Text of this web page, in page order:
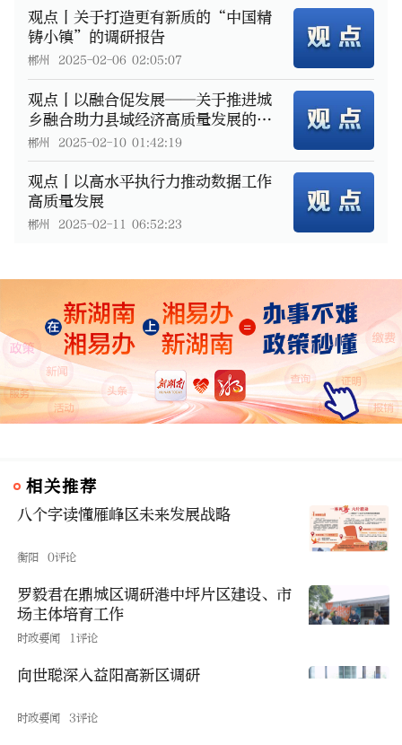
观点丨关于打造更有新质的“中国精
铸小镇”的调研报告
郴州 2025-02-06 02:05:07
观点丨以融合促发展——关于推进城
乡融合助力县域经济高质量发展的思
考
郴州 2025-02-10 01:42:19
观点丨以高水平执行力推动数据工作
高质量发展
郴州 2025-02-11 06:52:23
相关推荐
八个字读懂雁峰区未来发展战略
衡阳 0评论
罗毅君在鼎城区调研港中坪片区建设、市
场主体培育工作
时政要闻 1评论
向世聪深入益阳高新区调研
时政要闻 3评论